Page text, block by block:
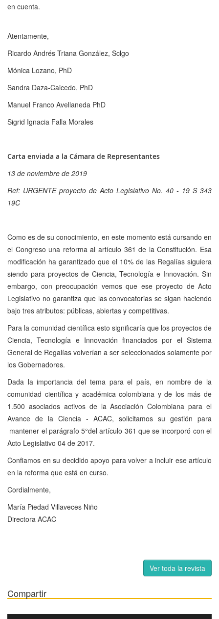
en cuenta.
Atentamente,
Ricardo Andrés Triana González, Sclgo
Mónica Lozano, PhD
Sandra Daza-Caicedo, PhD
Manuel Franco Avellaneda PhD
Sigrid Ignacia Falla Morales
Carta enviada a la Cámara de Representantes
13 de noviembre de 2019
Ref: URGENTE proyecto de Acto Legislativo No. 40 - 19 S 343
19C
Como es de su conocimiento, en este momento está cursando en
el Congreso una reforma al artículo 361 de la Constitución. Esa
modificación ha garantizado que el 10% de las Regalías siguiera
siendo para proyectos de Ciencia, Tecnología e Innovación. Sin
embargo, con preocupación vemos que ese proyecto de Acto
Legislativo no garantiza que las convocatorias se sigan haciendo
bajo tres atributos: públicas, abiertas y competitivas.
Para la comunidad científica esto significaría que los proyectos de
Ciencia, Tecnología e Innovación financiados por el Sistema
General de Regalías volverían a ser seleccionados solamente por
los Gobernadores.
Dada la importancia del tema para el país, en nombre de la
comunidad científica y académica colombiana y de los más de
1.500 asociados activos de la Asociación Colombiana para el
Avance de la Ciencia - ACAC, solicitamos su gestión para
mantener el parágrafo 5°del artículo 361 que se incorporó con el
Acto Legislativo 04 de 2017.
Confiamos en su decidido apoyo para volver a incluir ese artículo
en la reforma que está en curso.
Cordialmente,
María Piedad Villaveces Niño
Directora ACAC
Ver toda la revista
Compartir